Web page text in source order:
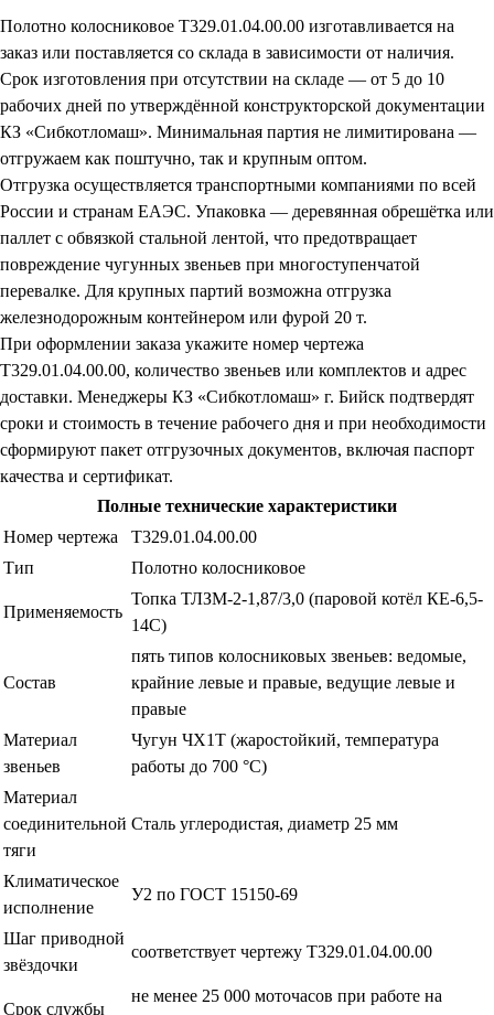
Полотно колосниковое Т329.01.04.00.00 изготавливается на
заказ или поставляется со склада в зависимости от наличия.
Срок изготовления при отсутствии на складе — от 5 до 10
рабочих дней по утверждённой конструкторской документации
КЗ «Сибкотломаш». Минимальная партия не лимитирована —
отгружаем как поштучно, так и крупным оптом.
Отгрузка осуществляется транспортными компаниями по всей
России и странам ЕАЭС. Упаковка — деревянная обрешётка или
паллет с обвязкой стальной лентой, что предотвращает
повреждение чугунных звеньев при многоступенчатой
перевалке. Для крупных партий возможна отгрузка
железнодорожным контейнером или фурой 20 т.
При оформлении заказа укажите номер чертежа
Т329.01.04.00.00, количество звеньев или комплектов и адрес
доставки. Менеджеры КЗ «Сибкотломаш» г. Бийск подтвердят
сроки и стоимость в течение рабочего дня и при необходимости
сформируют пакет отгрузочных документов, включая паспорт
качества и сертификат.
Полные технические характеристики
Номер чертежа
Т329.01.04.00.00
Тип
Полотно колосниковое
Применяемость
Топка ТЛЗМ-2-1,87/3,0 (паровой котёл КЕ-6,5-
14С)
Состав
пять типов колосниковых звеньев: ведомые,
крайние левые и правые, ведущие левые и
правые
Материал
звеньев
Чугун ЧХ1Т (жаростойкий, температура
работы до 700 °С)
Материал
соединительной
тяги
Сталь углеродистая, диаметр 25 мм
Климатическое
исполнение
У2 по ГОСТ 15150-69
Шаг приводной
звёздочки
соответствует чертежу Т329.01.04.00.00
Срок службы
не менее 25 000 моточасов при работе на